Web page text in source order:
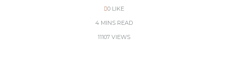
0 LIKE
4 MINS READ
11107 VIEWS